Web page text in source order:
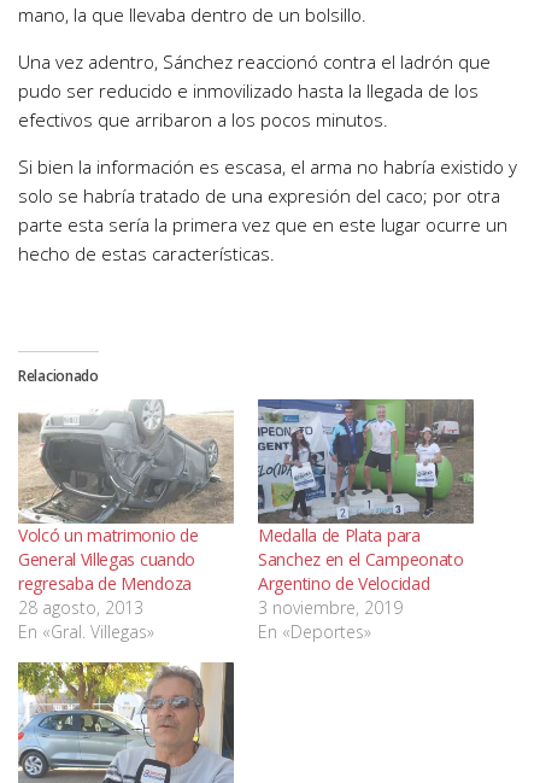
mano, la que llevaba dentro de un bolsillo.
Una vez adentro, Sánchez reaccionó contra el ladrón que
pudo ser reducido e inmovilizado hasta la llegada de los
efectivos que arribaron a los pocos minutos.
Si bien la información es escasa, el arma no habría existido y
solo se habría tratado de una expresión del caco; por otra
parte esta sería la primera vez que en este lugar ocurre un
hecho de estas características.
Relacionado
Volcó un matrimonio de
General Villegas cuando
regresaba de Mendoza
28 agosto, 2013
En «Gral. Villegas»
Medalla de Plata para
Sanchez en el Campeonato
Argentino de Velocidad
3 noviembre, 2019
En «Deportes»